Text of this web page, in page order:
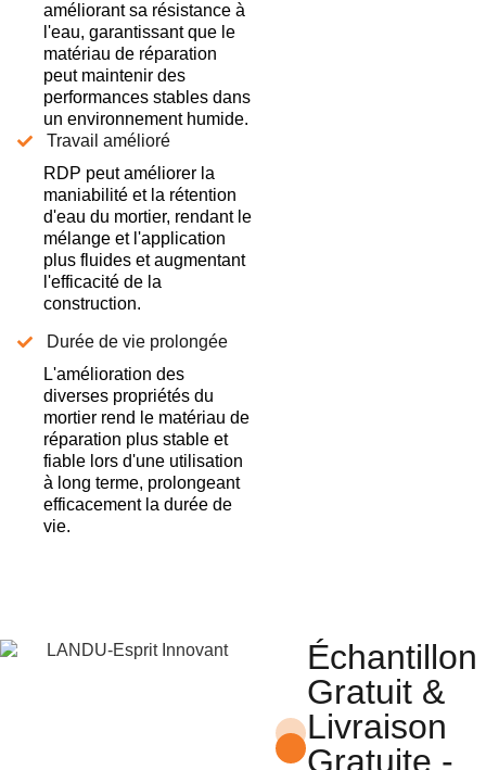
améliorant sa résistance à
l'eau, garantissant que le
matériau de réparation
peut maintenir des
performances stables dans
un environnement humide.
Travail amélioré
RDP peut améliorer la
maniabilité et la rétention
d'eau du mortier, rendant le
mélange et l'application
plus fluides et augmentant
l'efficacité de la
construction.
Durée de vie prolongée
L'amélioration des
diverses propriétés du
mortier rend le matériau de
réparation plus stable et
fiable lors d'une utilisation
à long terme, prolongeant
efficacement la durée de
vie.
Échantillon
Gratuit &
Livraison
Gratuite -